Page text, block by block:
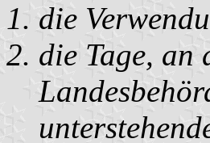
die
die Tage, an